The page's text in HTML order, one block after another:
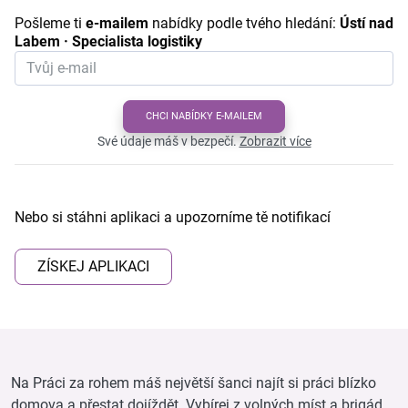
Pošleme ti e-mailem nabídky podle tvého hledání: Ústí nad
Labem · Specialista logistiky
CHCI NABÍDKY E-MAILEM
Své údaje máš v bezpečí.Zobrazit více
Nebo si stáhni aplikaci a upozorníme tě notifikací
ZÍSKEJ APLIKACI
Na Práci za rohem máš největší šanci najít si práci blízko
domova a přestat dojíždět. Vybírej z volných míst a brigád